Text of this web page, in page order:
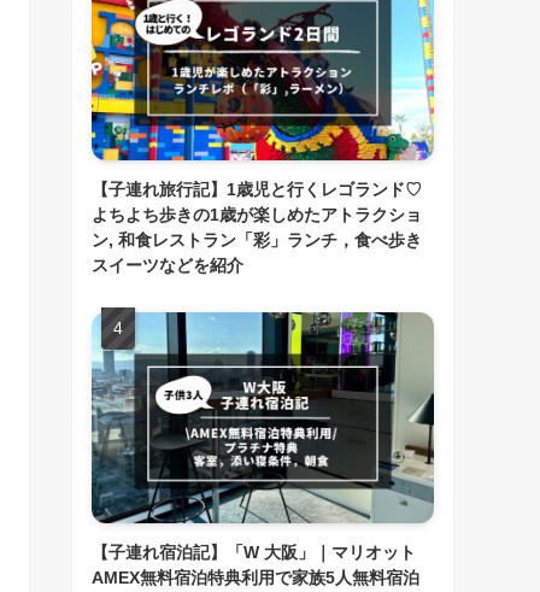
【子連れ旅行記】1歳児と行くレゴランド♡
よちよち歩きの1歳が楽しめたアトラクショ
ン, 和食レストラン「彩」ランチ，食べ歩き
スイーツなどを紹介
【子連れ宿泊記】「W 大阪」｜マリオット
AMEX無料宿泊特典利用で家族5人無料宿泊